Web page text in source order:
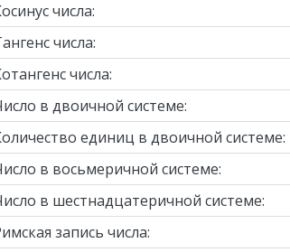
числа:
числа:
числа:
в двоичной системе:
единиц в двоичной системе:
в восьмеричной системе:
в шестнадцатеричной системе:
запись числа: